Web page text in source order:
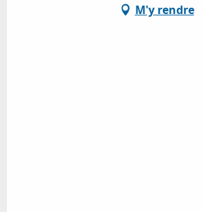
M'y rendre